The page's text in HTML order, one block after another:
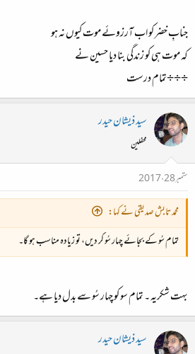
جنابِ خضر کو اب آرزوئے موت کیوں نہ ہو
کہ موت ہی کو زندگی بنا دیا حسین نے
÷÷÷تمام درست
سید ذیشان حیدر
محفلین
ستمبر 28، 2017
محمد تابش صدیقی نے کہا:
تمام سُو کے بجائے چہار سُو کر دیں، تو زیادہ مناسب ہو گا۔
بہت شکریہ ۔ تمام سو کو چہار سُو سے بدل دیا ہے۔
سید ذیشان حیدر